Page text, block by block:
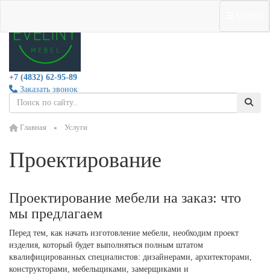
+7 (4832) 62-95-89
Заказать звонок
Главная Услуги
Проектирование
Проектирование мебели на заказ: что
мы предлагаем
Перед тем, как начать изготовление мебели, необходим проект
изделия, который будет выполняться полным штатом
квалифицированных специалистов: дизайнерами, архитекторами,
конструкторами, мебельщиками, замерщиками и